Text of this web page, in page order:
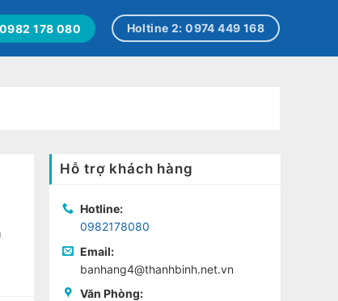
178 080 Holtine 2: 0974 449 168
Hỗ trợ khách hàng
Hotline:
0982178080
Email:
banhang4@thanhbinh.net.vn
Văn Phòng: